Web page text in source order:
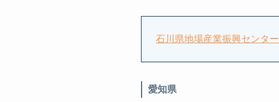
石川県地場産業振興センター
愛知県